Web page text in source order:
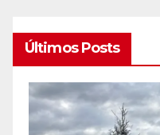
Últimos Posts